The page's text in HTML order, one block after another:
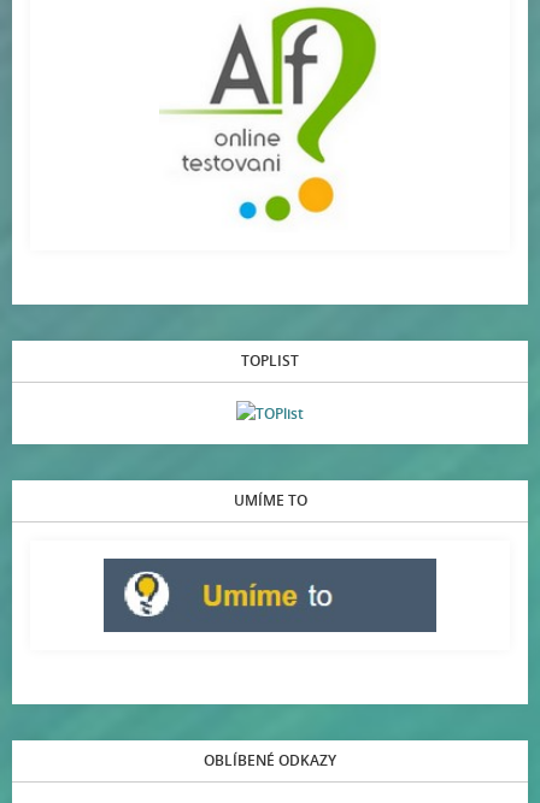
TOPLIST
UMÍME TO
OBLÍBENÉ ODKAZY